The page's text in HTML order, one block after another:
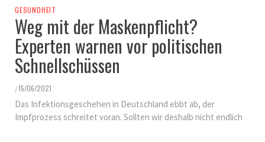
GESUNDHEIT
Weg mit der Maskenpflicht?
Experten warnen vor politischen
Schnellschüssen
/15/06/2021
Das Infektionsgeschehen in Deutschland ebbt ab, der
Impfprozess schreitet voran. Sollten wir deshalb nicht endlich